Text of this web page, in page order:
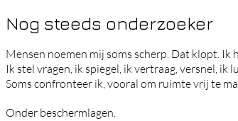
Nog steeds onderzoeker
Mensen noemen mij soms scherp. Dat klopt. Ik
Ik stel vragen, ik spiegel, ikvertraag, versnel, ik
Soms confronteer ik, vooral om ruimte vrij te
Onder beschermlagen.